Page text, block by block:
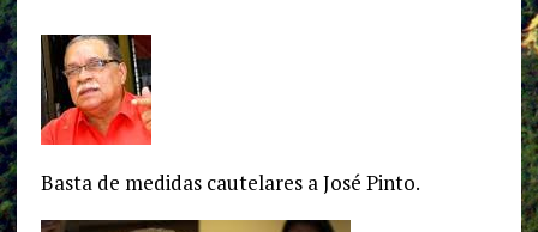
Basta de medidas cautelares a José Pinto.